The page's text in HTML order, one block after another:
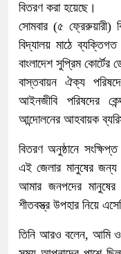
বিতরণ করা হয়েছে।
সোমবার (৫ ফ্রেরুয়ারী)
বিদ্যালয় মাঠে
বাংলাদেশ সুপ্রিম কোর্টের
বাস্তবায়ন ঐক্য
আইনজীবি পরিষদের
আন্দোলনের আহবায়ক
বিতরণ অনুষ্ঠানে
এই জেলার মানুষের
আমার জনপদের
শীতবস্ত্র উপহার নিয়ে
তিনি আরও বলেন, আমি ও